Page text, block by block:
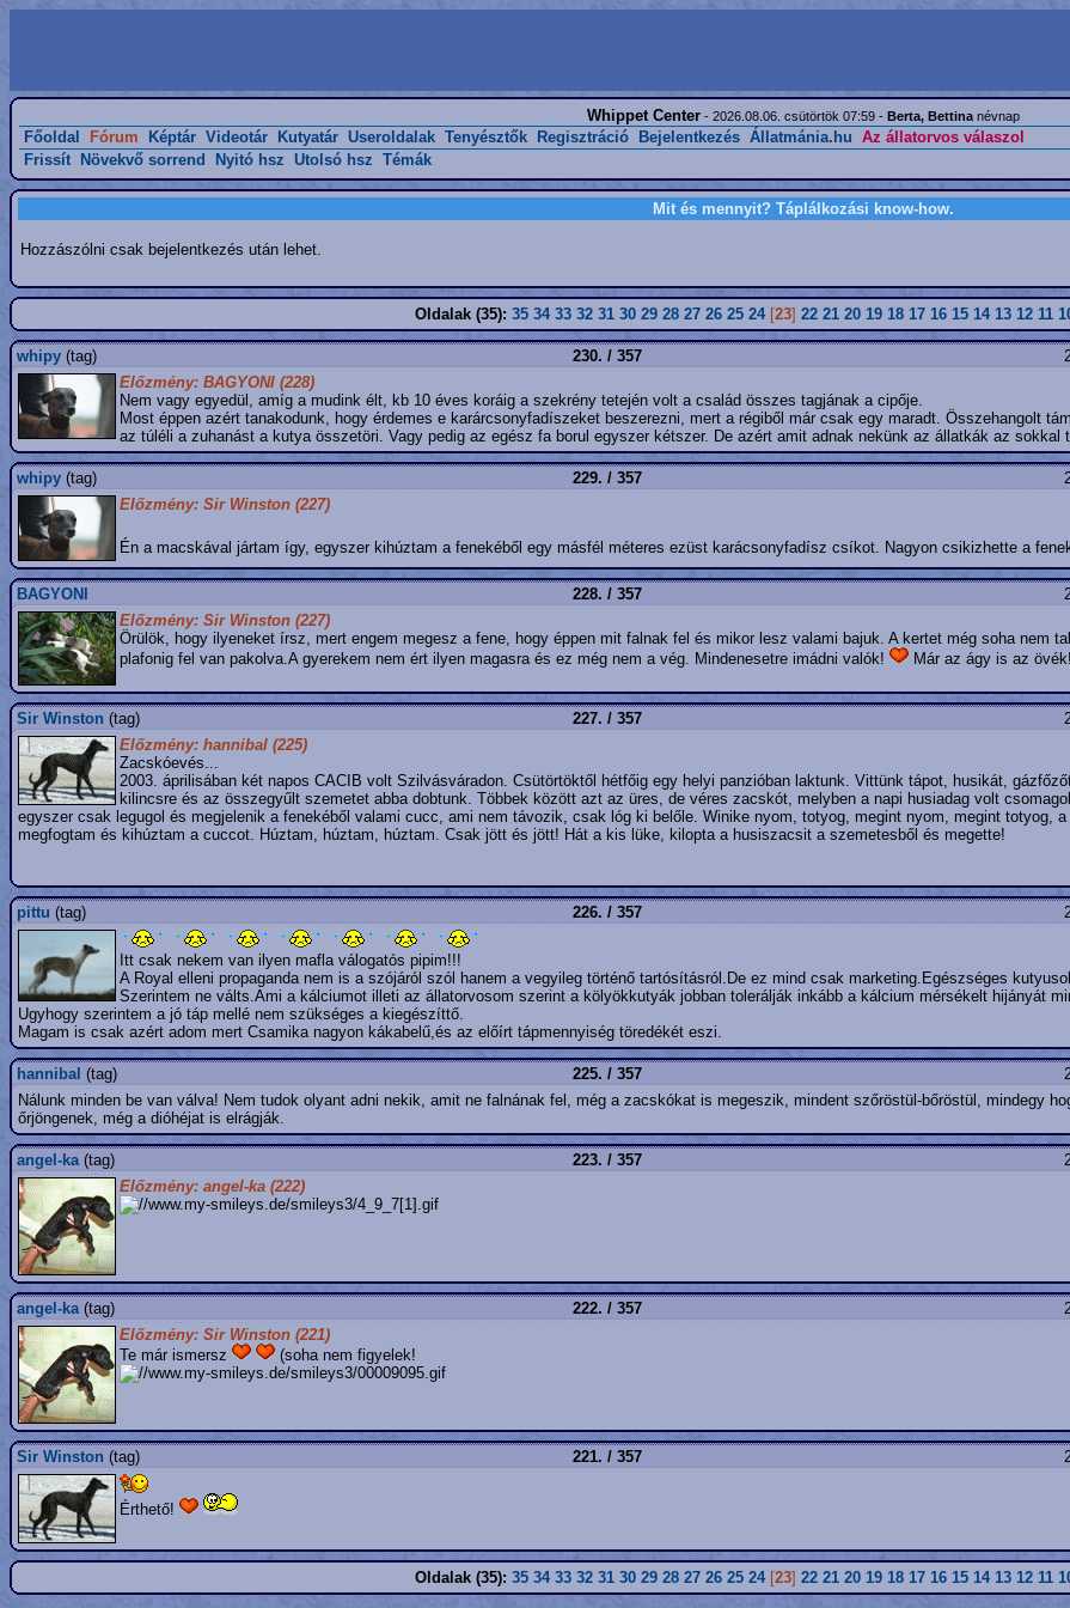
Whippet Center - 2026.08.06. csütörtök 07:59 - Berta, Bettina névnap
Főoldal Fórum Képtár Videotár Kutyatár Useroldalak Tenyésztők Regisztráció Bejelentkezés Állatmánia.hu Az állatorvos válaszol
Frissít
Növekvő sorrend Nyitó hsz Utolsó hsz Témák
Mit és mennyit? Táplálkozási know-how.
Hozzászólni csak bejelentkezés után lehet.
Oldalak (35): 35 34 33 32 31 30 29 28 27 26 25 24 [23] 22 21 20 19 18 17 16 15 14 13 12 11
whipy (tag) 230. / 357
Előzmény: BAGYONI (228)
Nem vagy egyedül, amíg a mudink élt, kb 10 éves koráig a szekrény tetején volt a család összes tagjának a cipője.
Most éppen azért tanakodunk, hogy érdemes e karárcsonyfadíszeket beszerezni, mert a régiből már csak egy maradt. Összehangolt
az túléli a zuhanást a kutya összetöri. Vagy pedig az egész fa borul egyszer kétszer. De azért amit adnak nekünk az állatkák az sokkal
whipy (tag) 229. / 357
Előzmény: Sir Winston (227)
Én a macskával jártam így, egyszer kihúztam a fenekéből egy másfél méteres ezüst karácsonyfadísz csíkot. Nagyon csikizhette a
BAGYONI 228. / 357
Előzmény: Sir Winston (227)
Örülök, hogy ilyeneket írsz, mert engem megesz a fene, hogy éppen mit falnak fel és mikor lesz valami bajuk. A kertet még soha nem
plafonig fel van pakolva.A gyerekem nem ért ilyen magasra és ez még nem a vég. Mindenesetre imádni valók!
Már az ágy is az
Sir Winston (tag) 227. / 357
Előzmény: hannibal (225)
Zacskóevés...
2003. áprilisában két napos CACIB volt Szilvásváradon. Csütörtöktől hétfőig egy helyi panzióban laktunk. Vittünk tápot, husikát,
kilincsre és az összegyűlt szemetet abba dobtunk. Többek között azt az üres, de véres zacskót, melyben a napi husiadag volt
egyszer csak legugol és megjelenik a fenekéből valami cucc, ami nem távozik, csak lóg ki belőle. Winike nyom, totyog, megint nyom, megint totyog,
megfogtam és kihúztam a cuccot. Húztam, húztam, húztam. Csak jött és jött! Hát a kis lüke, kilopta a husiszacsit a szemetesből és megette!
pittu (tag) 226. / 357
Itt csak nekem van ilyen mafla válogatós pipim!!!
A Royal elleni propaganda nem is a szójáról szól hanem a vegyileg történő tartósításról.De ez mind csak marketing.Egészséges
Szerintem ne válts.Ami a kálciumot illeti az állatorvosom szerint a kölyökkutyák jobban tolerálják inkább a kálcium mérsékelt hijányát
Ugyhogy szerintem a jó táp mellé nem szükséges a kiegészíttő.
Magam is csak azért adom mert Csamika nagyon kákabelű,és az előírt tápmennyiség töredékét eszi.
hannibal (tag) 225. / 357
Nálunk minden be van válva! Nem tudok olyant adni nekik, amit ne falnának fel, még a zacskókat is megeszik, mindent szőröstül-bőröstül, mindegy
őrjöngenek, még a dióhéjat is elrágják.
angel-ka(tag) 223. / 357
Előzmény: angel-ka (222)
angel-ka(tag) 222. / 357
Előzmény: Sir Winston (221)
Te már ismersz
(soha nem figyelek!
Sir Winston (tag) 221. / 357
Érthető!
Oldalak (35): 35 34 33 32 31 30 29 28 27 26 25 24 [23] 22 21 20 19 18 17 16 15 14 13 12 11